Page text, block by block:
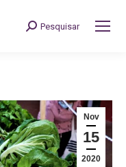
Search:
Pesquisar
Nov
15
2020